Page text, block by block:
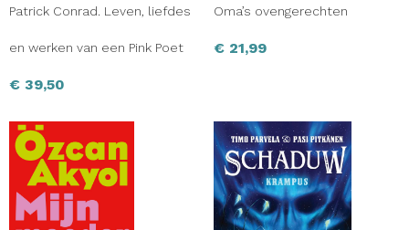
Patrick Conrad. Leven, liefdes
en werken van een Pink Poet
€ 39,50
Oma’s ovengerechten
€ 21,99